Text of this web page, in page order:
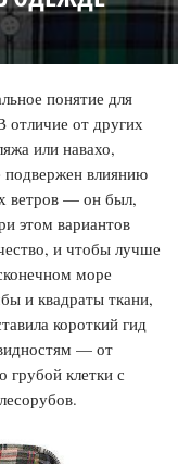
понятие для
отличие от других
или навахо,
подвержен влиянию
ветров — он был,
этом вариантов
и чтобы лучше
море
и квадраты ткани,
короткий гид
— от
грубой клетки с